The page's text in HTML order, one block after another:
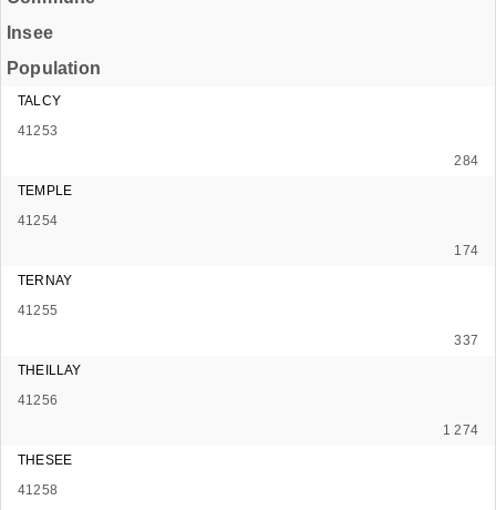
Insee
Population
TALCY
41253
284
TEMPLE
41254
174
TERNAY
41255
337
THEILLAY
41256
1 274
THESEE
41258